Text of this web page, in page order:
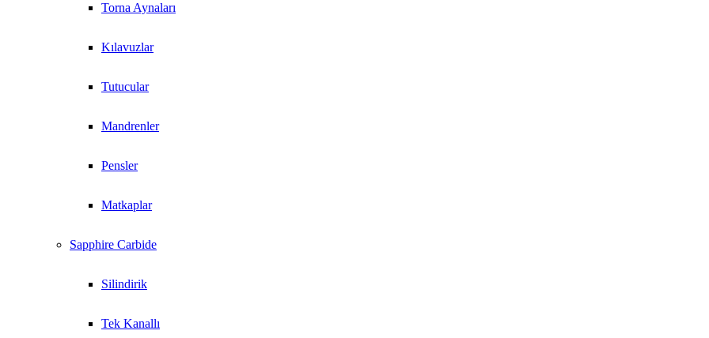
Torna Aynaları
Kılavuzlar
Tutucular
Mandrenler
Pensler
Matkaplar
Sapphire Carbide
Silindirik
Tek Kanallı